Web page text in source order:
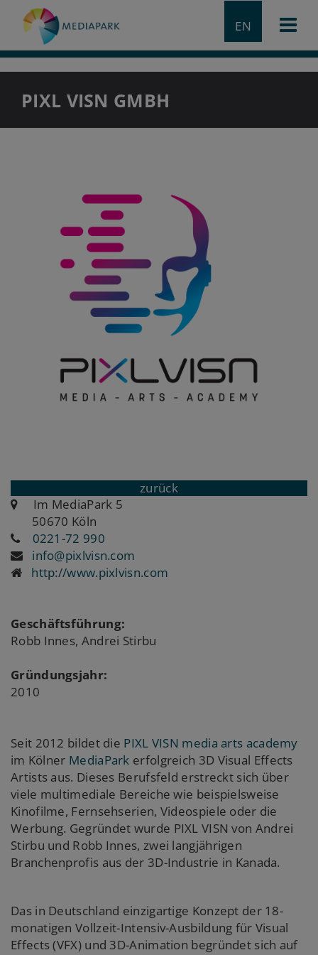
EN
PIXL VISN GMBH
zurück
Im MediaPark 5
50670 Köln
0221-72 990
info@pixlvisn.com
http://www.pixlvisn.com
Geschäftsführung:
Robb Innes, Andrei Stirbu
Gründungsjahr:
2010
Seit 2012 bildet die PIXL VISN media arts academy
im Kölner MediaPark erfolgreich 3D Visual Effects
Artists aus. Dieses Berufsfeld erstreckt sich über
viele multimediale Bereiche wie beispielsweise
Kinofilme, Fernsehserien, Videospiele oder die
Werbung. Gegründet wurde PIXL VISN von Andrei
Stirbu und Robb Innes, zwei langjährigen
Branchenprofis aus der 3D-Industrie in Kanada.
Das in Deutschland einzigartige Konzept der 18-
monatigen Vollzeit-Intensiv-Ausbildung für Visual
Effects (VFX) und 3D-Animation begründet sich auf